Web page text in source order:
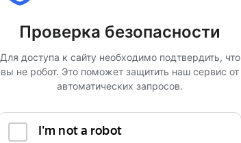
Проверка безопасности
Для доступа к сайту необходимо подтвердить, что
вы не робот. Это поможет защитить наш сервис от
автоматических запросов.